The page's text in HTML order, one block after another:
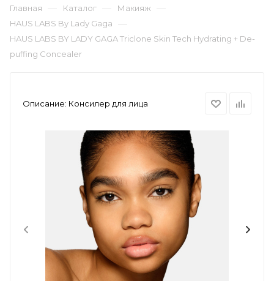
Главная — Каталог — Макияж —
HAUS LABS By Lady Gaga —
HAUS LABS BY LADY GAGA Triclone Skin Tech Hydrating + De-
puffing Concealer
Описание: Консилер для лица